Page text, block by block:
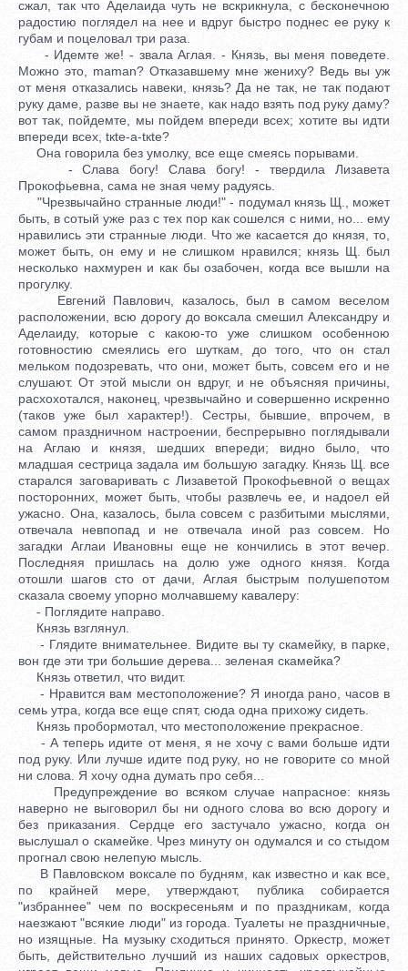
сжал, так что Аделаида чуть не вскрикнула, с бесконечною
радостию поглядел на нее и вдруг быстро поднес ее руку к
губам и поцеловал три раза.
- Идемте же! - звала Аглая. - Князь, вы меня поведете.
Можно это, maman? Отказавшему мне жениху? Ведь вы уж
от меня отказались навеки, князь? Да не так, не так подают
руку даме, разве вы не знаете, как надо взять под руку даму?
вот так, пойдемте, мы пойдем впереди всех; хотите вы идти
впереди всех, tкte-а-tкte?
Она говорила без умолку, все еще смеясь порывами.
- Слава богу! Слава богу! - твердила Лизавета
Прокофьевна, сама не зная чему радуясь.
"Чрезвычайно странные люди!" - подумал князь Щ., может
быть, в сотый уже раз с тех пор как сошелся с ними, но... ему
нравились эти странные люди. Что же касается до князя, то,
может быть, он ему и не слишком нравился; князь Щ. был
несколько нахмурен и как бы озабочен, когда все вышли на
прогулку.
Евгений Павлович, казалось, был в самом веселом
расположении, всю дорогу до воксала смешил Александру и
Аделаиду, которые с какою-то уже слишком особенною
готовностию смеялись его шуткам, до того, что он стал
мельком подозревать, что они, может быть, совсем его и не
слушают. От этой мысли он вдруг, и не объясняя причины,
расхохотался, наконец, чрезвычайно и совершенно искренно
(таков уже был характер!). Сестры, бывшие, впрочем, в
самом праздничном настроении, беспрерывно поглядывали
на Аглаю и князя, шедших впереди; видно было, что
младшая сестрица задала им большую загадку. Князь Щ. все
старался заговаривать с Лизаветой Прокофьевной о вещах
посторонних, может быть, чтобы развлечь ее, и надоел ей
ужасно. Она, казалось, была совсем с разбитыми мыслями,
отвечала невпопад и не отвечала иной раз совсем. Но
загадки Аглаи Ивановны еще не кончились в этот вечер.
Последняя пришлась на долю уже одного князя. Когда
отошли шагов сто от дачи, Аглая быстрым полушепотом
сказала своему упорно молчавшему кавалеру:
- Поглядите направо.
Князь взглянул.
- Глядите внимательнее. Видите вы ту скамейку, в парке,
вон где эти три большие дерева... зеленая скамейка?
Князь ответил, что видит.
- Нравится вам местоположение? Я иногда рано, часов в
семь утра, когда все еще спят, сюда одна прихожу сидеть.
Князь пробормотал, что местоположение прекрасное.
- А теперь идите от меня, я не хочу с вами больше идти
под руку. Или лучше идите под руку, но не говорите со мной
ни слова. Я хочу одна думать про себя...
Предупреждение во всяком случае напрасное: князь
наверно не выговорил бы ни одного слова во всю дорогу и
без приказания. Сердце его застучало ужасно, когда он
выслушал о скамейке. Чрез минуту он одумался и со стыдом
прогнал свою нелепую мысль.
В Павловском воксале по будням, как известно и как все,
по крайней мере, утверждают, публика собирается
"избраннее" чем по воскресеньям и по праздникам, когда
наезжают "всякие люди" из города. Туалеты не праздничные,
но изящные. На музыку сходиться принято. Оркестр, может
быть, действительно лучший из наших садовых оркестров,